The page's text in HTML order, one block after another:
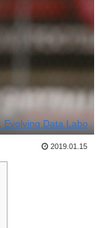
Evolving Data Labo
2019.01.15